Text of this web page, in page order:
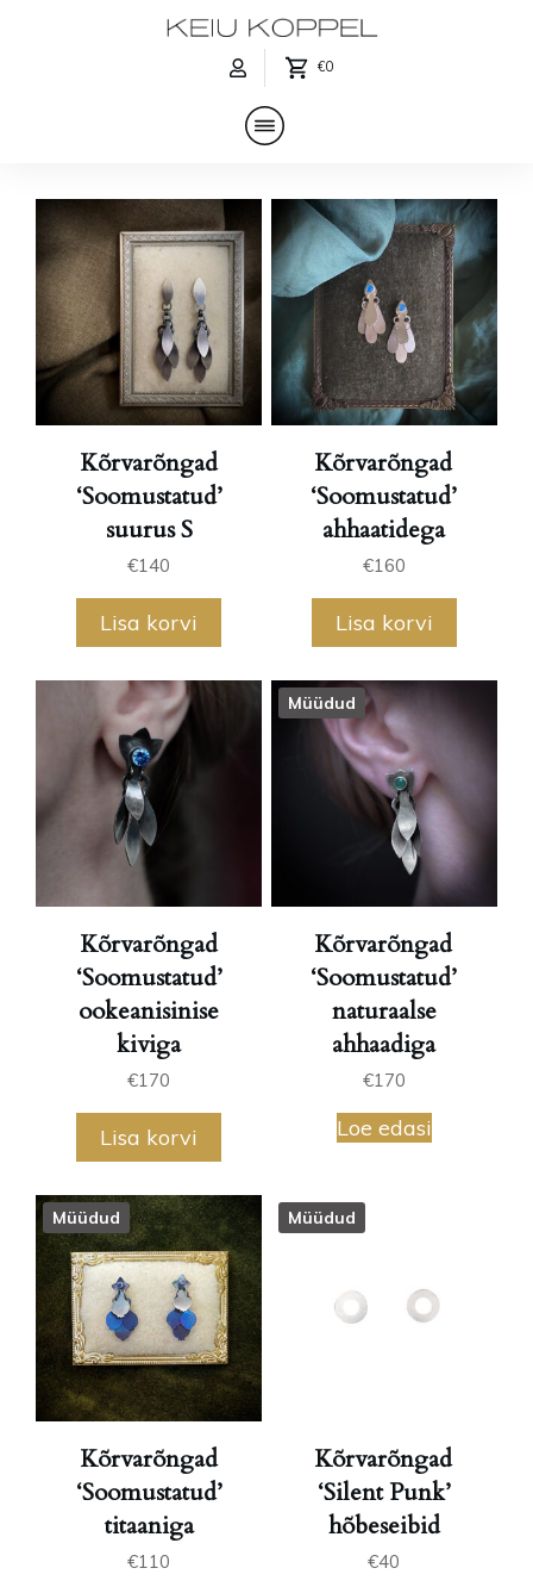
€0
Kõrvarõngad
‘Soomustatud’
suurus S
€140
Lisa korvi
Kõrvarõngad
‘Soomustatud’
ahhaatidega
€160
Lisa korvi
Kõrvarõngad
‘Soomustatud’
ookeanisinise
kiviga
€170
Lisa korvi
Müüdud
Kõrvarõngad
‘Soomustatud’
naturaalse
ahhaadiga
€170
Loe edasi
Müüdud
Kõrvarõngad
‘Soomustatud’
titaaniga
€110
Müüdud
Kõrvarõngad
‘Silent Punk’
hõbeseibid
€40